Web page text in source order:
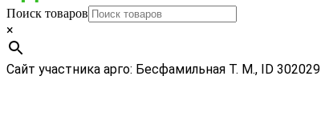
Поиск товаров
×
Сайт участника арго: Бесфамильная Т. М., ID 302029